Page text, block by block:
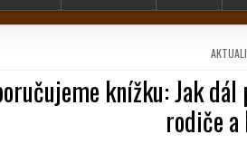
knížku: Jak
rodiče